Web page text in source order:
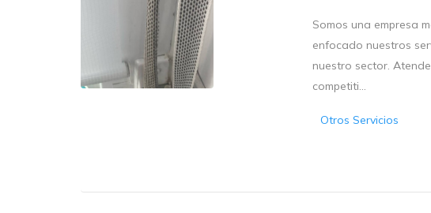
Somos una empresa
enfocado nuestros
nuestro sector.
competiti...
Otros Servicios